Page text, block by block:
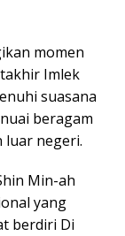
momen
Imlek
suasana
beragam
luar negeri.
Min-ah
yang
berdiri Di